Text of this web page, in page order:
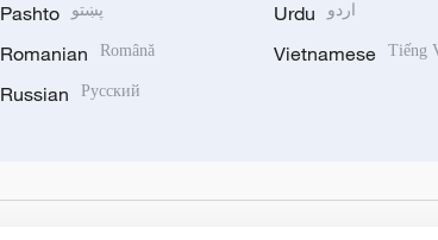
Pashto پښتو
Romanian Română
Russian Русский
Urdu اردو
Vietnamese Tiếng